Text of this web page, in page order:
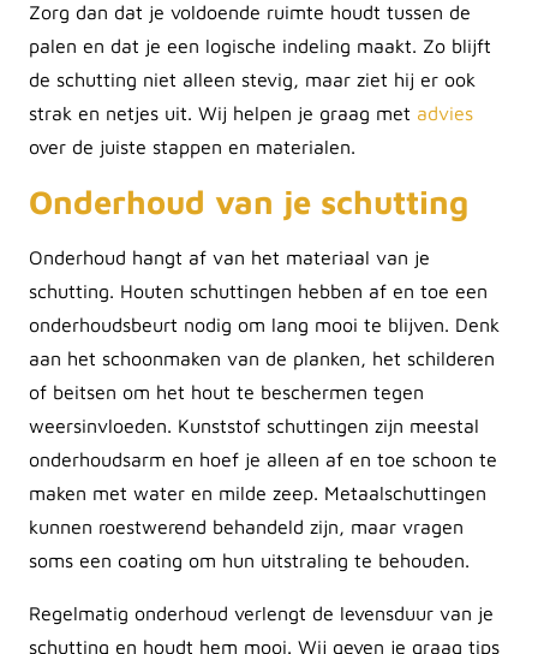
Zorg dan dat je voldoende ruimte houdt tussen de
palen en dat je een logische indeling maakt. Zo blijft
de schutting niet alleen stevig, maar ziet hij er ook
strak en netjes uit. Wij helpen je graag met advies
over de juiste stappen en materialen.
Onderhoud van je schutting
Onderhoud hangt af van het materiaal van je
schutting. Houten schuttingen hebben af en toe een
onderhoudsbeurt nodig om lang mooi te blijven. Denk
aan het schoonmaken van de planken, het schilderen
of beitsen om het hout te beschermen tegen
weersinvloeden. Kunststof schuttingen zijn meestal
onderhoudsarm en hoef je alleen af en toe schoon te
maken met water en milde zeep. Metaalschuttingen
kunnen roestwerend behandeld zijn, maar vragen
soms een coating om hun uitstraling te behouden.
Regelmatig onderhoud verlengt de levensduur van je
schutting en houdt hem mooi. Wij geven je graag tips